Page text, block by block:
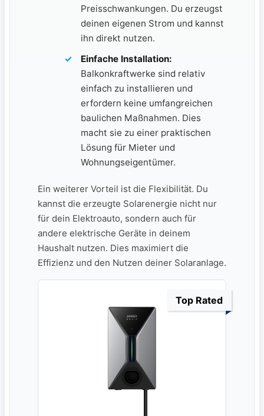
Preisschwankungen. ⁢Du erzeugst
deinen eigenen ⁤Strom und kannst
ihn direkt‌ nutzen.
Einfache Installation:
Balkonkraftwerke sind ⁣relativ
⁤einfach‍ zu installieren und
⁣erfordern keine umfangreichen
baulichen Maßnahmen. Dies
macht ⁢sie zu ⁣einer praktischen
Lösung für Mieter ⁤und
Wohnungseigentümer.
Ein weiterer ​Vorteil ist die Flexibilität. Du⁣
kannst die erzeugte⁢ Solarenergie nicht nur
‌für dein Elektroauto, sondern auch für
andere elektrische⁤ Geräte in ‍deinem​
Haushalt nutzen.‍ Dies maximiert die‍
Effizienz ⁣und den⁣ Nutzen deiner Solaranlage.
Top Rated